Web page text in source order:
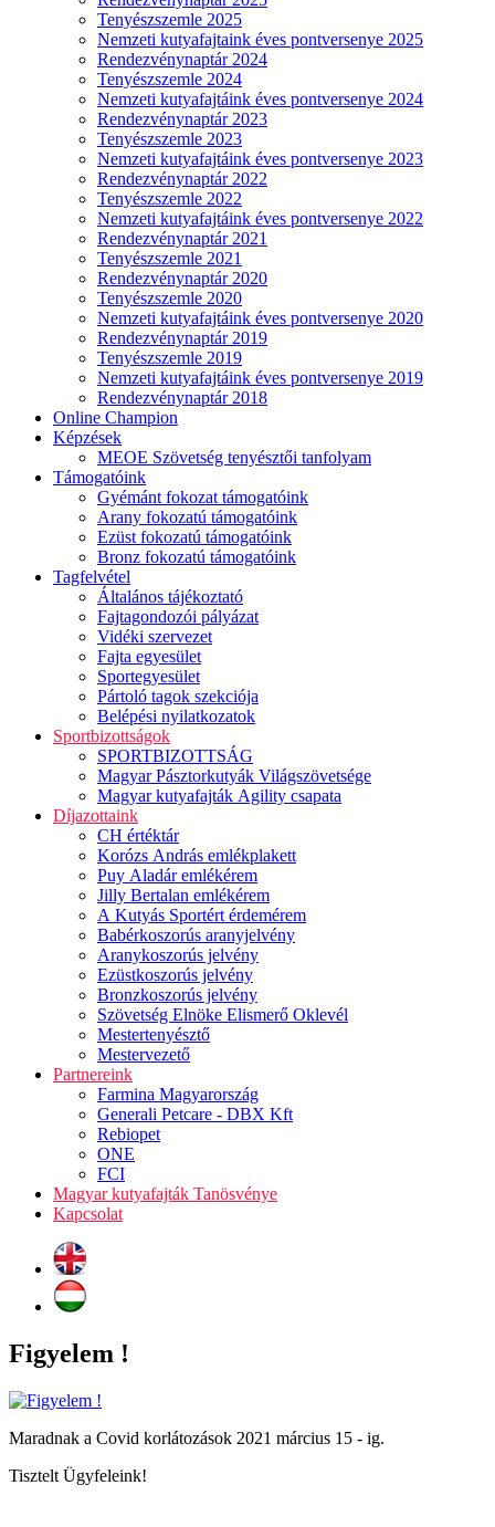
Tenyészszemle 2025
Nemzeti kutyafajtaink éves pontversenye 2025
Rendezvénynaptár 2024
Tenyészszemle 2024
Nemzeti kutyafajtáink éves pontversenye 2024
Rendezvénynaptár 2023
Tenyészszemle 2023
Nemzeti kutyafajtáink éves pontversenye 2023
Rendezvénynaptár 2022
Tenyészszemle 2022
Nemzeti kutyafajtáink éves pontversenye 2022
Rendezvénynaptár 2021
Tenyészszemle 2021
Rendezvénynaptár 2020
Tenyészszemle 2020
Nemzeti kutyafajtáink éves pontversenye 2020
Rendezvénynaptár 2019
Tenyészszemle 2019
Nemzeti kutyafajtáink éves pontversenye 2019
Rendezvénynaptár 2018
Online Champion
Képzések
MEOE Szövetség tenyésztői tanfolyam
Támogatóink
Gyémánt fokozat támogatóink
Arany fokozatú támogatóink
Ezüst fokozatú támogatóink
Bronz fokozatú támogatóink
Tagfelvétel
Általános tájékoztató
Fajtagondozói pályázat
Vidéki szervezet
Fajta egyesület
Sportegyesület
Pártoló tagok szekciója
Belépési nyilatkozatok
Sportbizottságok
SPORTBIZOTTSÁG
Magyar Pásztorkutyák Világszövetsége
Magyar kutyafajták Agility csapata
Díjazottaink
CH értéktár
Korózs András emlékplakett
Puy Aladár emlékérem
Jilly Bertalan emlékérem
A Kutyás Sportért érdemérem
Babérkoszorús aranyjelvény
Aranykoszorús jelvény
Ezüstkoszorús jelvény
Bronzkoszorús jelvény
Szövetség Elnöke Elismerő Oklevél
Mestertenyésztő
Mestervezető
Partnereink
Farmina Magyarország
Generali Petcare - DBX Kft
Rebiopet
ONE
FCI
Magyar kutyafajták Tanösvénye
Kapcsolat
Figyelem !
Maradnak a Covid korlátozások 2021 március 15 - ig.
Tisztelt Ügyfeleink!